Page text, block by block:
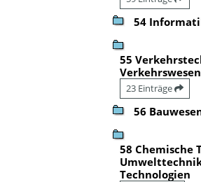
54
55
Verkehrswesen
23 Einträge
56
58 Chemische
Technologien